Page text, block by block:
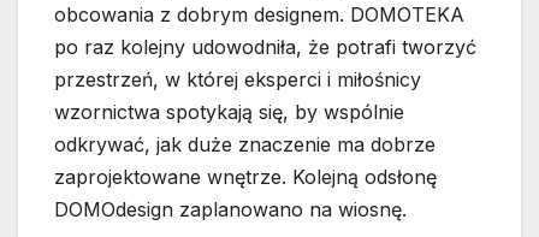
obcowania z dobrym designem. DOMOTEKA
po raz kolejny udowodniła, że potrafi tworzyć
przestrzeń, w której eksperci i miłośnicy
wzornictwa spotykają się, by wspólnie
odkrywać, jak duże znaczenie ma dobrze
zaprojektowane wnętrze. Kolejną odsłonę
DOMOdesign zaplanowano na wiosnę.